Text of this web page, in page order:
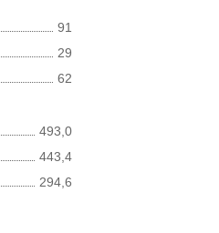
91
29
62
493,0
443,4
294,6